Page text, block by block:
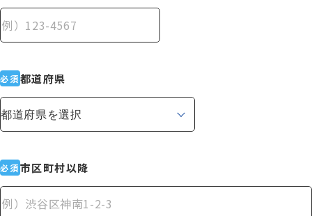
資料請求
86
ハロー
-
さぁいこうよ
受付時間7:00〜24:00(年中無休)
必須都道府県
必須市区町村以降